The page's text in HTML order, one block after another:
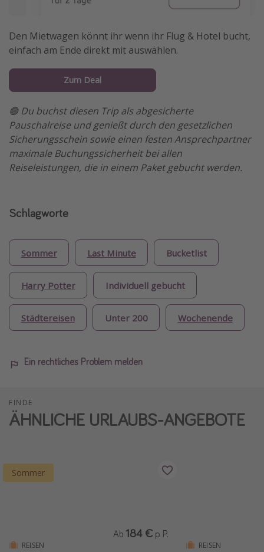
Den Mietwagen könnt ihr wenn ihr Flug & Hotel bucht,
einfach am Ende direkt mit auswählen.
Zum Deal
🟢 Du buchst diesen Trip als abgesicherte
Pauschalreise und genießt durch den gesetzlichen
Sicherungsschein sowie einen festen Ansprechpartner
maximale Buchungssicherheit bei allen
Reiseleistungen, die in einem Paket gebucht werden.
Schlagworte
Sommer Last Minute Bucketlist
Harry Potter Individuell gebucht
Städtereisen Unter 200 Wochenende
Ein rechtliches Problem melden
FINDE
ÄHNLICHE URLAUBS-ANGEBOTE
Sommer
REISEN
Ab 184 € p. P.
REISEN